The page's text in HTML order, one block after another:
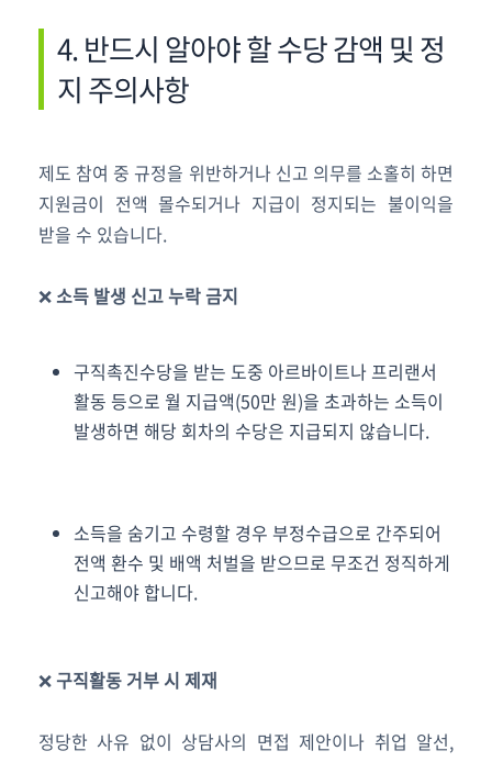
4. 반드시 알아야 할 수당 감액 및 정
지 주의사항
제도 참여 중 규정을 위반하거나 신고 의무를 소홀히 하면
지원금이 전액 몰수되거나 지급이 정지되는 불이익을
받을 수 있습니다.
❌소득 발생 신고 누락 금지
구직촉진수당을 받는 도중 아르바이트나 프리랜서
활동 등으로 월 지급액(50만 원)을 초과하는 소득이
발생하면 해당 회차의 수당은 지급되지 않습니다.
소득을 숨기고 수령할 경우 부정수급으로 간주되어
전액 환수 및 배액 처벌을 받으므로 무조건 정직하게
신고해야 합니다.
❌구직활동 거부 시 제재
정당한 사유 없이 상담사의 면접 제안이나 취업 알선,